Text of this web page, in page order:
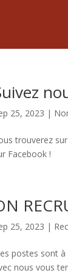
25, 2023 |
trouverez
Facebook !
25, 2023 |
postes sont à
nous vous